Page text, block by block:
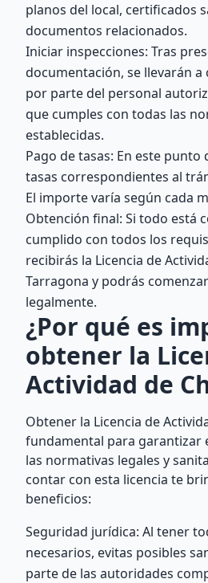
planos del local, certificados
documentos relacionados.
Iniciar inspecciones: Tras
documentación, se llevarán a
por parte del personal
que cumples con todas las
establecidas.
Pago de tasas: En este punto
tasas correspondientes al
El importe varía según cada
Obtención final: Si todo está
cumplido con todos los
recibirás la Licencia de
Tarragona y podrás
legalmente.
¿Por qué es
obtener la
Actividad de
Obtener la Licencia de
fundamental para garantizar
las normativas legales y
contar con esta licencia te
beneficios:
Seguridad jurídica: Al tener
necesarios, evitas posibles
parte de las autoridades